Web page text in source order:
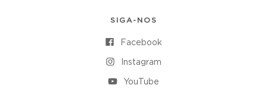
SIGA-NOS
Facebook
Instagram
YouTube